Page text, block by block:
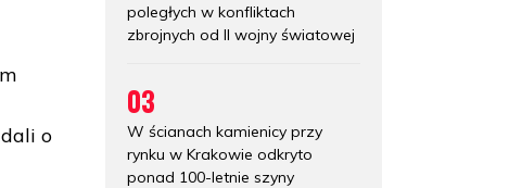
o
poległych w konfliktach
zbrojnych od II wojny światowej
03
W ścianach kamienicy przy
rynku w Krakowie odkryto
ponad 100-letnie szyny